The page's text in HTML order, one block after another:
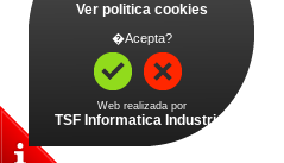
Ver politica cookies
�Acepta?
Web realizada por
TSF Informatica Industrial